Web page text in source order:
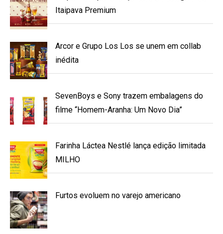
Itaipava Premium
Arcor e Grupo Los Los se unem em collab
inédita
SevenBoys e Sony trazem embalagens do
filme “Homem-Aranha: Um Novo Dia”
Farinha Láctea Nestlé lança edição limitada
MILHO
Furtos evoluem no varejo americano